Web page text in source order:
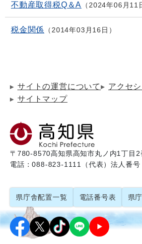
不動産取得税Q＆A 2024年06月11
税金関係 2014年03月16日
サイトの運営について
アクセ
サイトマップ
〒780-8570高知県高知市丸ノ内1丁目2
電話：088-823-1111（代表）法人番
県庁舎配置一覧 電話番号表 県